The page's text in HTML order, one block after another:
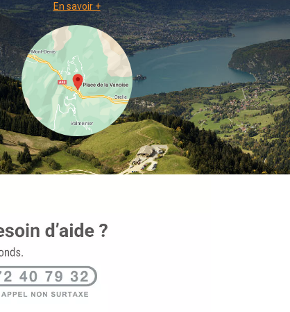
En savoir +